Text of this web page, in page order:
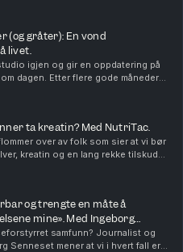
folkehelseproblem.
(og gråter): En vond
livet.
igjen og gir en oppdatering på
dagen. Etter flere gode måneder
har hun møtt veggen på ny.
ta kreatin? Med NutriTac.
over av folk som sier at vi bør
kreatin og en lang rekke tilskudd.
Dagens gjest heter Christian
og trengte en måte å
mine». Med Ingeborg
samfunn? Journalist og
Senneset mener at vi i hvert fall er